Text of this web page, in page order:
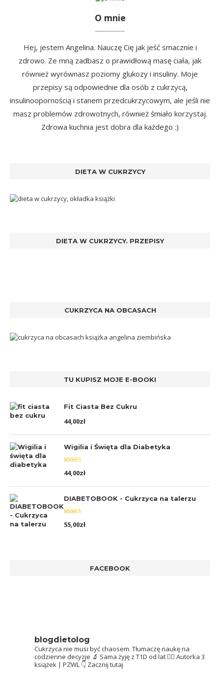
O mnie
Hej, jestem Angelina. Nauczę Cię jak jeść smacznie i
zdrowo. Ze mną zadbasz o prawidłową masę ciała, jak
również wyrównasz poziomy glukozy i insuliny. Moje
przepisy są odpowiednie dla osób z cukrzycą,
insulinoopornością i stanem przedcukrzycowym, ale jeśli nie
masz problemów zdrowotnych, również śmiało korzystaj.
Zdrowa kuchnia jest dobra dla każdego :)
DIETA W CUKRZYCY
DIETA W CUKRZYCY. PRZEPISY
CUKRZYCA NA OBCASACH
TU KUPISZ MOJE E-BOOKI
Fit Ciasta Bez Cukru
44,00zł
Wigilia i Święta dla Diabetyka
Oceniono
5.00na 5
44,00zł
DIABETOBOOK - Cukrzyca na talerzu
Oceniono
5.00na 5
55,00zł
FACEBOOK
blogdietolog
Cukrzyca nie musi być chaosem. Tłumaczę naukę na
codzienne decyzje 🔬 Sama żyję z T1D od lat 👩‍⚕️ Autorka 3
książek | PZWL 👇 Zacznij tutaj